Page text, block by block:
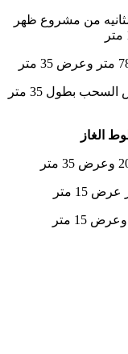
من مشروع ظهر
تنفيذ القاعده الخرسانيه المسلحه اسفل ونش السحب بطول 35 متر
الغاز